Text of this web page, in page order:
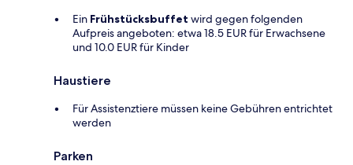
Ein Frühstücksbuffet wird gegen folgenden
Aufpreis angeboten: etwa 18.5 EUR für Erwachsene
und 10.0 EUR für Kinder
Haustiere
Für Assistenztiere müssen keine Gebühren entrichtet
werden
Parken